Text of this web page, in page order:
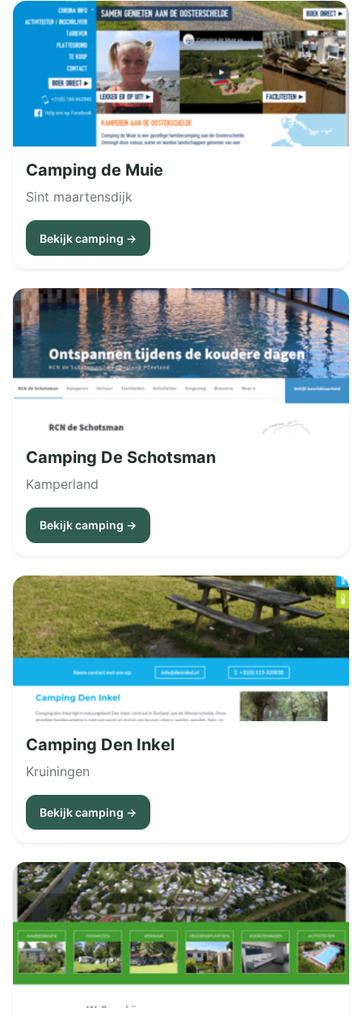
Camping de Muie
Sint maartensdijk
Bekijk camping →
Camping De Schotsman
Kamperland
Bekijk camping →
Camping Den Inkel
Kruiningen
Bekijk camping →